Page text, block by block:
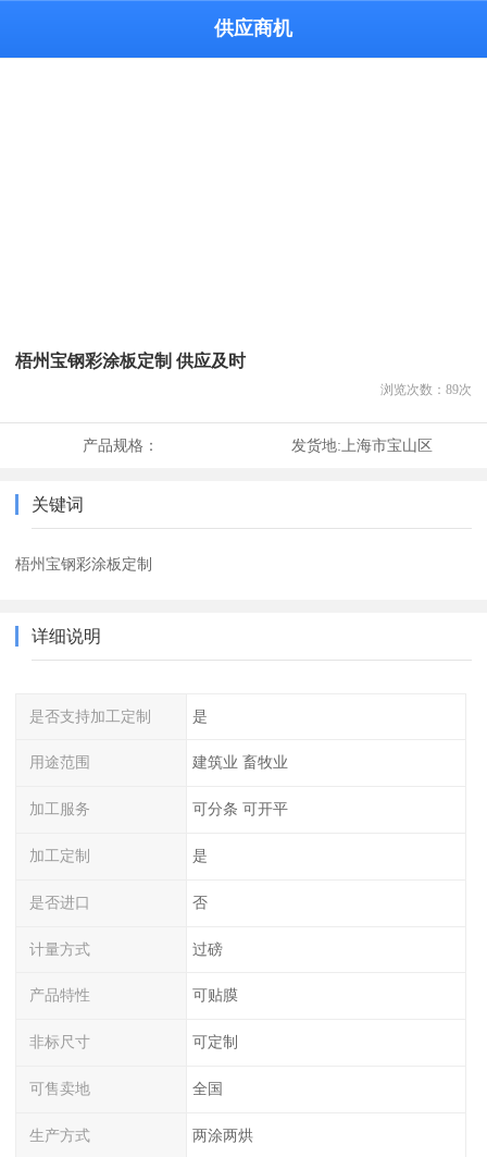
供应商机
梧州宝钢彩涂板定制 供应及时
浏览次数： 89次
产品规格： 发货地:上海市宝山区
关键词
梧州宝钢彩涂板定制
详细说明
是否支持加工定制 是
用途范围 建筑业 畜牧业
加工服务 可分条 可开平
加工定制 是
是否进口 否
计量方式 过磅
产品特性 可贴膜
非标尺寸 可定制
可售卖地 全国
生产方式 两涂两烘